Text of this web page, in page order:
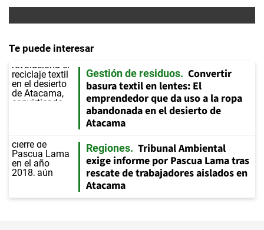
Te puede interesar
Gestión de residuos
Convertir
basura textil en lentes: El
emprendedor que da uso a la ropa
abandonada en el desierto de
Atacama
Regiones
Tribunal Ambiental
exige informe por Pascua Lama tras
rescate de trabajadores aislados en
Atacama